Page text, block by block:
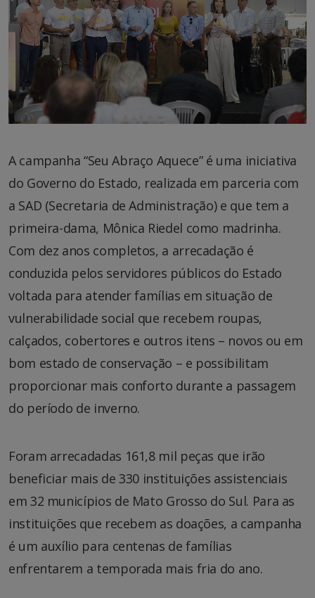
A campanha “Seu Abraço Aquece” é uma iniciativa
do Governo do Estado, realizada em parceria com
a SAD (Secretaria de Administração) e que tem a
primeira-dama, Mônica Riedel como madrinha.
Com dez anos completos, a arrecadação é
conduzida pelos servidores públicos do Estado
voltada para atender famílias em situação de
vulnerabilidade social que recebem roupas,
calçados, cobertores e outros itens – novos ou em
bom estado de conservação – e possibilitam
proporcionar mais conforto durante a passagem
do período de inverno.
Foram arrecadadas 161,8 mil peças que irão
beneficiar mais de 330 instituições assistenciais
em 32 municípios de Mato Grosso do Sul. Para as
instituições que recebem as doações, a campanha
é um auxílio para centenas de famílias
enfrentarem a temporada mais fria do ano.